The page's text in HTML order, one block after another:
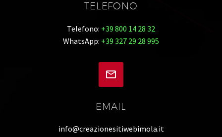
TELEFONO
Telefono: +39 800 14 28 32
WhatsApp: +39 327 29 28 995


EMAIL
info@creazionesitiwebimola.it